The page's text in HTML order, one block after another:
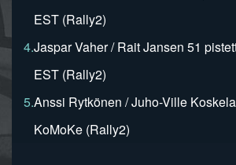
EST (Rally2)
4.Jaspar Vaher / Rait Jansen 51
EST (Rally2)
5.Anssi Rytkönen / Juho-Ville
KoMoKe (Rally2)